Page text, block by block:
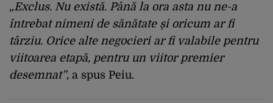
„Exclus. Nu există. Până la ora asta nu ne-a
întrebat nimeni de sănătate și oricum ar fi
târziu. Orice alte negocieri ar fi valabile pentru
viitoarea etapă, pentru un viitor premier
desemnat”, a spus Peiu.